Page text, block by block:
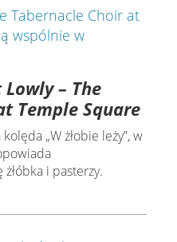
– The
Temple Square
„W żłobie leży”, w
i pasterzy.